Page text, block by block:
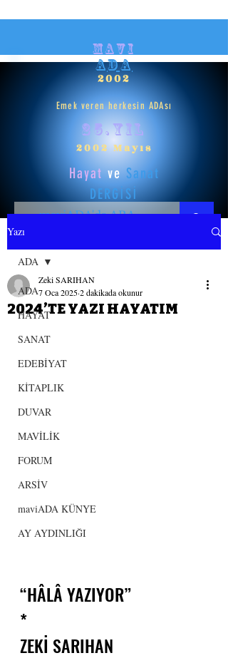
mavi
ADA
2002
Emek veren herkesin ADAsı
25.yıl
2002 Mayıs
HayatveSanat
DERGİSİ
SANAT
GİRİŞ YAP
Yazı
ADA
HAYAT
SANAT
EDEBİYAT
KİTAPLIK
DUVAR
MAVİLİK
FORUM
ARSİV
maviADA KÜNYE
AY AYDINLIĞI
ADA
2024’TE YAZI HAYATIM
Zeki SARIHAN
7 Oca 20252 dakikada okunur
“HÂLÂ YAZIYOR”
*
ZEKİ SARIHAN